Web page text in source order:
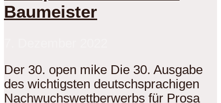
Baumeister
Der 30. open mike Die 30. Ausgabe
des wichtigsten deutschsprachigen
Nachwuchswettberwerbs für Prosa